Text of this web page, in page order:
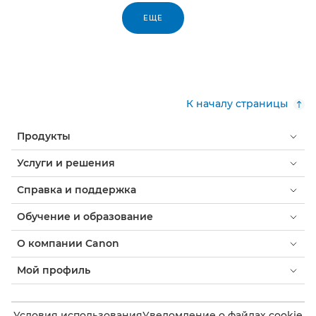
ЕЩЕ
К началу страницы
Продукты
Услуги и решения
Справка и поддержка
Обучение и образование
О компании Canon
Мой профиль